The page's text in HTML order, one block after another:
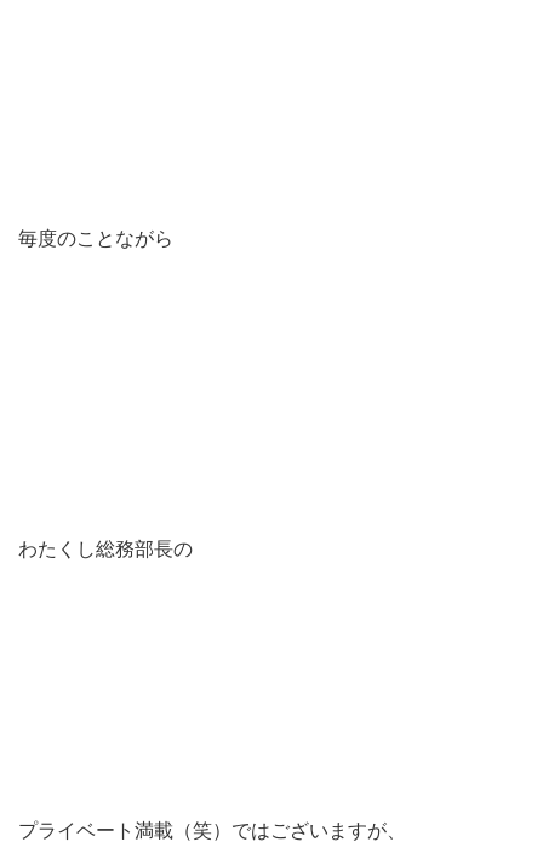
毎度のことながら
わたくし総務部長の
プライベート満載（笑）ではございますが、